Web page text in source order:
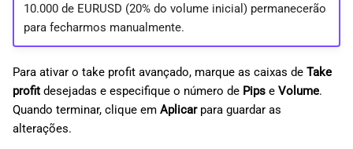
10.000 de EURUSD (20% do volume inicial) permanecerão
para fecharmos manualmente.
Para ativar o take profit avançado, marque as caixas de Take
profit desejadas e especifique o número de Pips e Volume.
Quando terminar, clique em Aplicarpara guardar as
alterações.